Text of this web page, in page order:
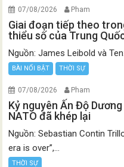
07/08/2026 Pham
Giai đoạn tiếp theo
thiểu số của Trung
Nguồn: James Leibold và
BÀI NỔI BẬT THỜI SỰ
07/08/2026 Pham
Kỷ nguyên Ấn Độ
NATO đã khép lại
Nguồn: Sebastian Contin
era is over”,...
THỜI SỰ